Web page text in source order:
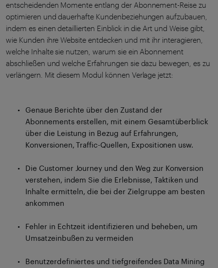
entscheidenden Momente entlang der Abonnement-Reise zu
optimieren und dauerhafte Kundenbeziehungen aufzubauen,
indem es einen detaillierten Einblick in die Art und Weise gibt,
wie Kunden ihre Website entdecken und mit ihr interagieren,
welche Inhalte sie nutzen, warum sie ein Abonnement
abschließen und welche Erfahrungen sie dazu bewegen, es zu
verlängern. Mit diesem Modul können Verlage jetzt:
Genaue Berichte über den Zustand der
Abonnements erstellen, mit einem Gesamtüberblick
über die Leistung in Bezug auf Erfahrungen,
Konversionen, Traffic-Quellen, Expositionen usw.
Die Customer Journey und den Weg zur Konversion
verstehen, indem Sie die Erlebnisse, Taktiken und
Inhalte ermitteln, die bei der Zielgruppe am besten
ankommen
Fehler in Echtzeit identifizieren und beheben, um
Umsatzeinbußen zu vermeiden
Benutzerdefiniertes und tiefgreifendes Data Mining